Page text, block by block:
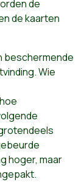
de
de kaarten
beschermende
Wie
hoger, maar